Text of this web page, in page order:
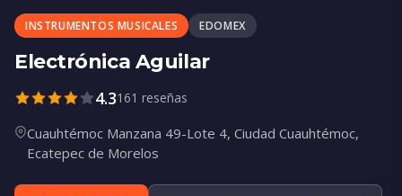
INSTRUMENTOS MUSICALES EDOMEX
Electrónica Aguilar
4.3161 reseñas
Cuauhtémoc Manzana 49-Lote 4, Ciudad Cuauhtémoc,
Ecatepec de Morelos